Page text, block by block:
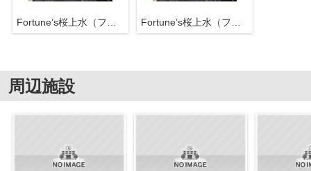
Fortune’s桜上水（フォーチュンズ桜上水） Fortune’s桜上水（フォーチュンズ桜上水）
周辺施設